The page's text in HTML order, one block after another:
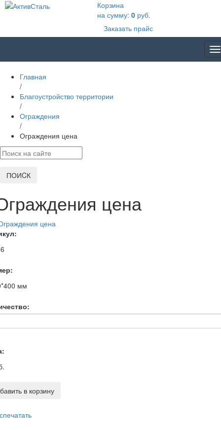
Корзина
на сумму: 0руб.
Заказать прайс
Главная
/
Благоустройство территории
/
Ограждения
/
Ограждения цена
ПОИCК
цена
мм
в корзину